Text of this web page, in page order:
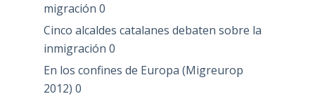
migración 0
Cinco alcaldes catalanes debaten sobre la
inmigración 0
En los confines de Europa (Migreurop
2012) 0